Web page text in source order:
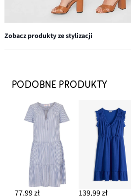
Zobacz produkty ze stylizacji
39,99 zł
Komplet bransoletek (6 części)
52,99 zł
DODAJ DO KOSZYKA
PODOBNE PRODUKTY
77,99 zł 139,99 zł